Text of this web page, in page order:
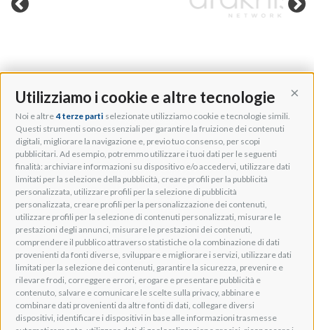
Utilizziamo i cookie e altre tecnologie
Noi e altre 4 terze parti selezionate utilizziamo cookie e tecnologie simili.
Questi strumenti sono essenziali per garantire la fruizione dei contenuti
digitali, migliorare la navigazione e, previo tuo consenso, per scopi
pubblicitari. Ad esempio, potremmo utilizzare i tuoi dati per le seguenti
finalità: archiviare informazioni su dispositivo e/o accedervi, utilizzare dati
limitati per la selezione della pubblicità, creare profili per la pubblicità
personalizzata, utilizzare profili per la selezione di pubblicità
personalizzata, creare profili per la personalizzazione dei contenuti,
utilizzare profili per la selezione di contenuti personalizzati, misurare le
prestazioni degli annunci, misurare le prestazioni dei contenuti,
comprendere il pubblico attraverso statistiche o la combinazione di dati
provenienti da fonti diverse, sviluppare e migliorare i servizi, utilizzare dati
limitati per la selezione dei contenuti, garantire la sicurezza, prevenire e
rilevare frodi, correggere errori, erogare e presentare pubblicità e
contenuto, salvare e comunicare le scelte sulla privacy, abbinare e
combinare dati provenienti da altre fonti di dati, collegare diversi
dispositivi, identificare i dispositivi in base alle informazioni trasmesse
Adeo Group S.r.l.
Via della Zarga, 50
Lavis, 38015 TN, Italy
Tel: +39 0461 248211
P.IVA: IT01262500224
PEC: pec@pec.adeogroup.it
SDI: T04ZHR3
info@adeogroup.it
Adeo ProAV
Adeo HomeAV
Adeo Screen
Screen Research